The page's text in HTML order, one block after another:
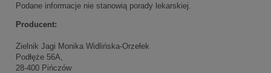
Podane informacje nie stanowią porady lekarskiej.
Producent:
Zielnik Jagi Monika Widlińska-Orzełek
Podłęże 56A,
28-400 Pińczów